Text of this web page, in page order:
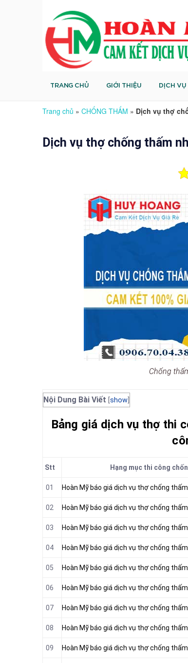
TRANG CHỦ GIỚI THIỆU DỊCH VỤ
Trang chủ » CHỐNG THẤM » Dịch vụ thợ
Dịch vụ thợ chống thấm
Chống
Nội Dung Bài Viết show
Bảng giá dịch vụ thợ thi
Stt Hạng mục thi công
01 Hoàn Mỹ báo giá dịch vụ thợ chống
02 Hoàn Mỹ báo giá dịch vụ thợ chống
03 Hoàn Mỹ báo giá dịch vụ thợ chống
04 Hoàn Mỹ báo giá dịch vụ thợ chống
05 Hoàn Mỹ báo giá dịch vụ thợ chống
06 Hoàn Mỹ báo giá dịch vụ thợ chống
07 Hoàn Mỹ báo giá dịch vụ thợ chống
08 Hoàn Mỹ báo giá dịch vụ thợ chống
09 Hoàn Mỹ báo giá dịch vụ thợ chống